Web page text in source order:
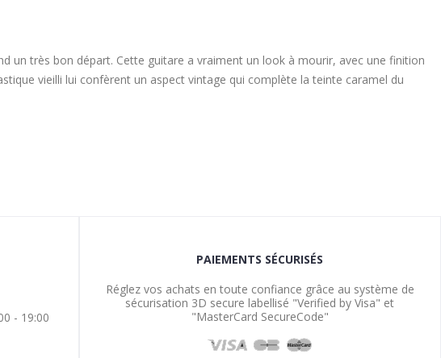
un très bon départ. Cette guitare a vraiment un look à mourir, avec une finition
vieilli lui confèrent un aspect vintage qui complète la teinte caramel du
- 19:00
PAIEMENTS SÉCURISÉS
Réglez vos achats en toute confiance grâce au système de
sécurisation 3D secure labellisé "Verified by Visa" et
"MasterCard SecureCode"